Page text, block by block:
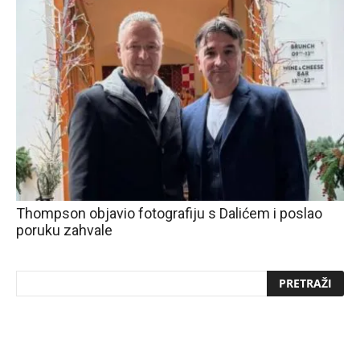
Thompson objavio fotografiju s Dalićem i poslao
poruku zahvale